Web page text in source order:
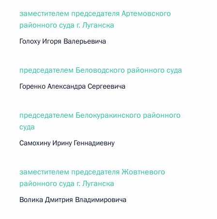
заместителем председателя Артемовского
районного суда г. Луганска
Голоху Игоря Валерьевича
председателем Беловодского районного суда
Горенко Александра Сергеевича
председателем Белокуракинского районного
суда
Самохину Ирину Геннадиевну
заместителем председателя Жовтневого
районного суда г. Луганска
Волика Дмитрия Владимировича